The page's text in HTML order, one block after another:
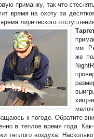
приманку, так что
время на охоту за
лирического
мм.
же
к погоде. Обратите
в теплое время года.
теплого воздуха.